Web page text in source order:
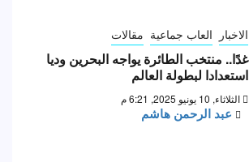
الاخبار العاب جماعية مقالات
غدًا.. منتخب الطائرة يواجه البحرين وديا
استعدادا لبطولة العالم
الثلاثاء, 10 يونيو 2025, 6:21 م
عبد الرحمن هاشم